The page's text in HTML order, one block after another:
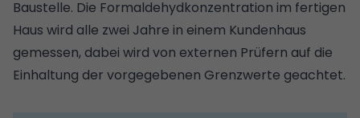
Baustelle. Die Formaldehydkonzentration im fertigen
Haus wird alle zwei Jahre in einem Kundenhaus
gemessen, dabei wird von externen Prüfern auf die
Einhaltung der vorgegebenen Grenzwerte geachtet.